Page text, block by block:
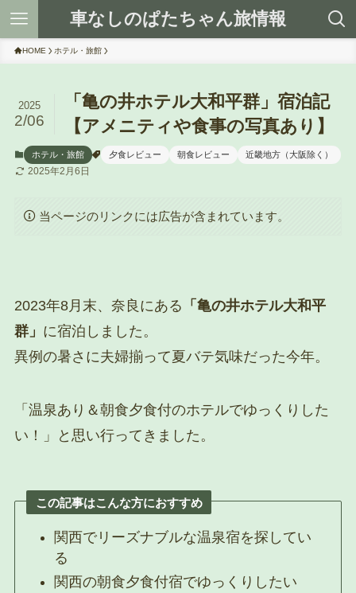
車なしのぱたちゃん旅情報
HOME ホテル・旅館
「亀の井ホテル大和平群」宿泊記
【アメニティや食事の写真あり】
2025
2/06
ホテル・旅館 夕食レビュー 朝食レビュー 近畿地方（大阪除く）
2025年2月6日
当ページのリンクには広告が含まれています。
2023年8月末、奈良にある 「亀の井ホテル大和平
群」 に宿泊しました。
異例の暑さに夫婦揃って夏バテ気味だった今年。
「温泉あり＆朝食夕食付のホテルでゆっくりした
い！」と思い行ってきました。
この記事はこんな方におすすめ
関西でリーズナブルな温泉宿を探してい
る
関西の朝食夕食付宿でゆっくりしたい